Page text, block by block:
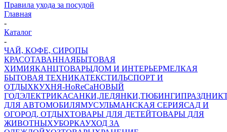
Правила ухода за посудой
Главная
-
Каталог
-
ЧАЙ, КОФЕ, СИРОПЫ
КРАСОТАВАННАЯБЫТОВАЯ
ХИМИЯКАНЦТОВАРЫДОМ И ИНТЕРЬЕРМЕЛКАЯ
БЫТОВАЯ ТЕХНИКАТЕКСТИЛЬСПОРТ И
ОТДЫХКУХНЯ-HoReCaНОВЫЙ
ГОДЭЛЕКТРИКАСАНКИ,ЛЕДЯНКИ,ТЮБИНГИПРАЗДНИК
ДЛЯ АВТОМОБИЛЯМУСУЛЬМАНСКАЯ СЕРИЯСАД И
ОГОРОД, ОТДЫХТОВАРЫ ДЛЯ ДЕТЕЙТОВАРЫ ДЛЯ
ЖИВОТНЫХУБОРКАУХОД ЗА